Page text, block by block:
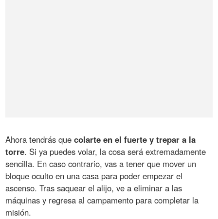
Ahora tendrás quecolarte en el fuerte y trepar a la
torre. Si ya puedes volar, la cosa será extremadamente
sencilla. En caso contrario, vas a tener que mover un
bloque oculto en una casa para poder empezar el
ascenso. Tras saquear el alijo, ve a eliminar a las
máquinas y regresa al campamento para completar la
misión.